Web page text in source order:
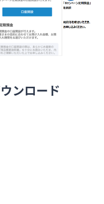
ンロード